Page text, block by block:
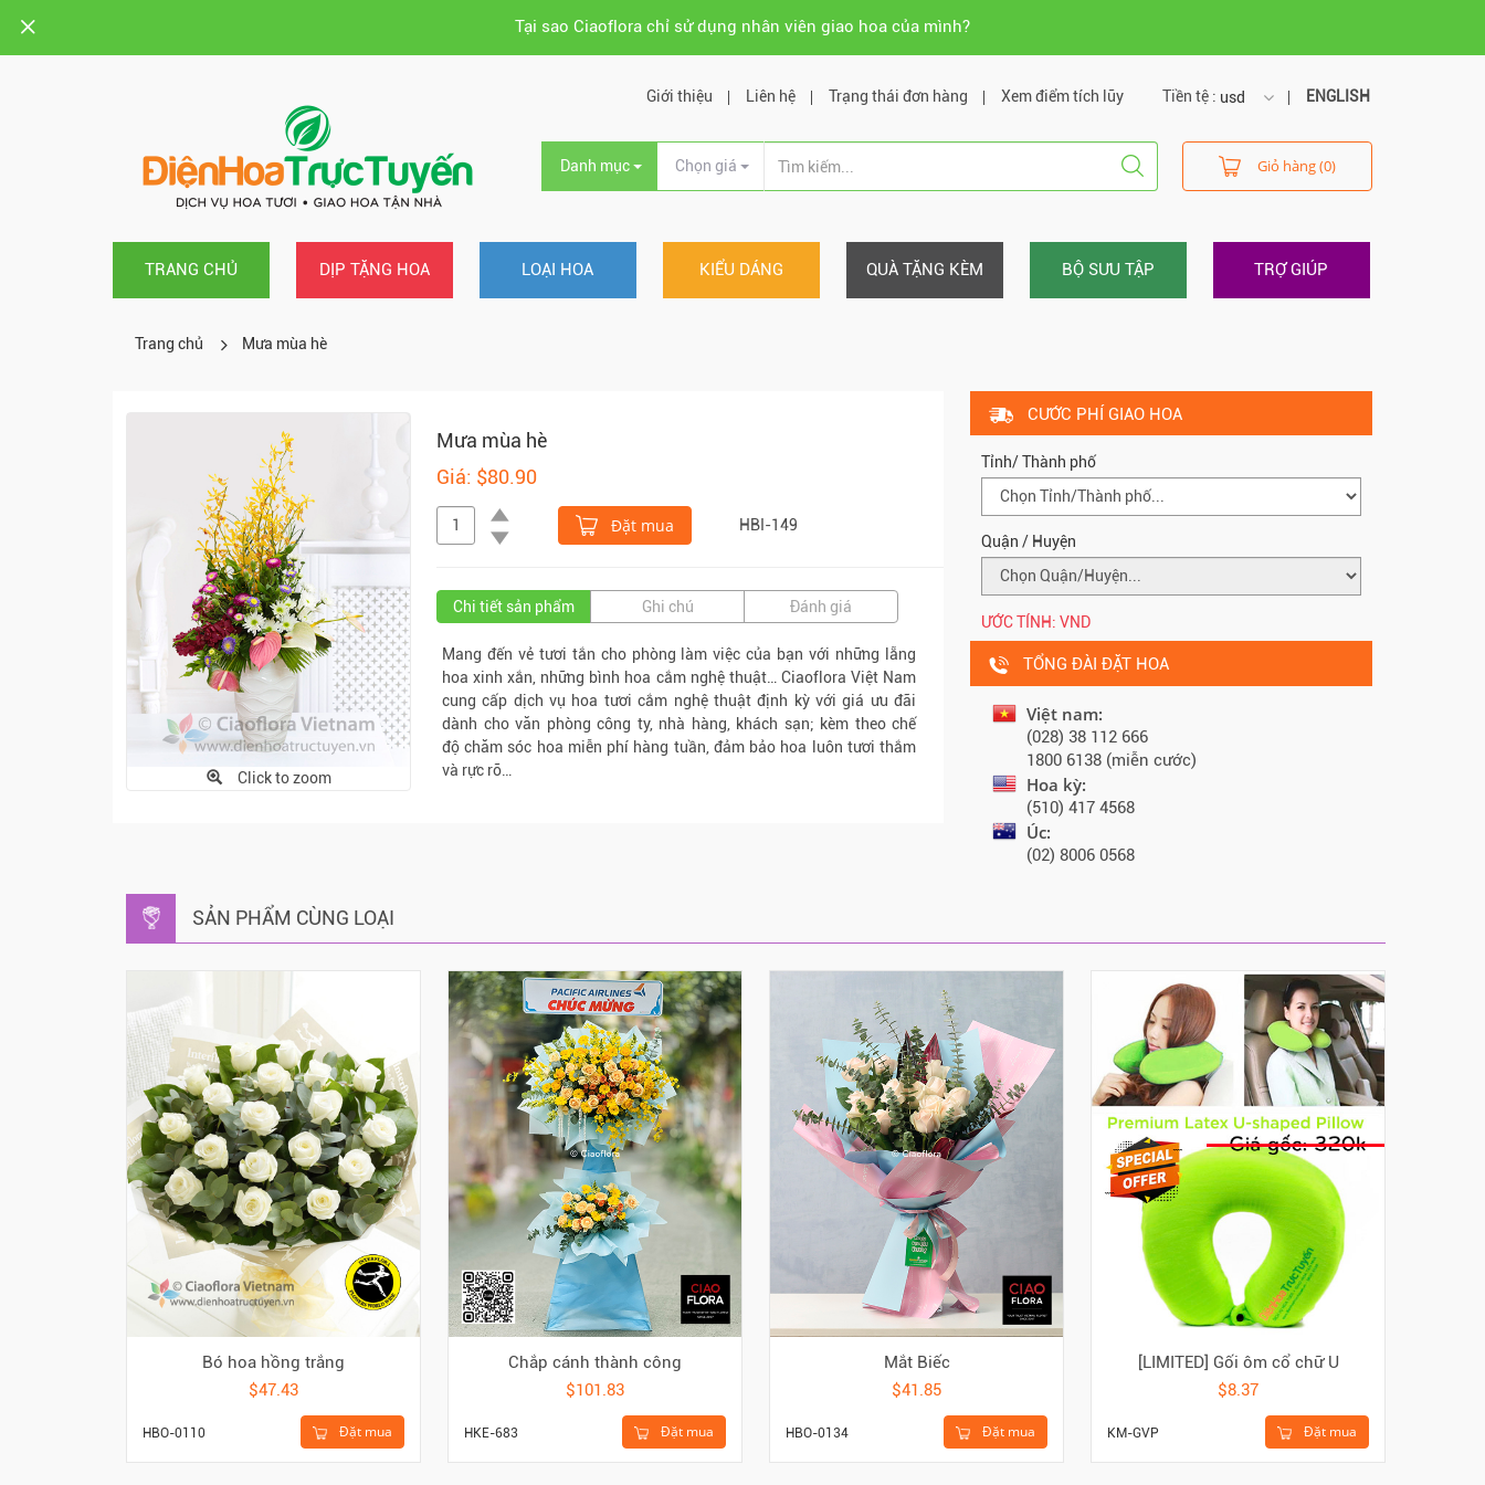
Tại sao Ciaoflora chỉ sử dụng nhân viên giao hoa của mình?
Tiền tệ : usd
usd
vnd
ENGLISH
Giới thiệu Liên hệ Trạng thái đơn hàng Xem điểm tích lũy
Danh mục Chọn giá Giỏ hàng (0)
TRANG CHỦ DỊP TẶNG HOA LOẠI HOA KIỂU DÁNG QUÀ TẶNG KÈM BỘ SƯU TẬP TRỢ GIÚP
Trang chủ Mưa mùa hè
Click to zoom
Mưa mùa hè
Giá: $80.90
Đặt mua HBI-149
Chi tiết sản phẩm Ghi chú Đánh giá
Mang đến vẻ tươi tắn cho phòng làm việc của bạn với những lẵng
hoa xinh xắn, những bình hoa cắm nghệ thuật… Ciaoflora Việt Nam
cung cấp dịch vụ hoa tươi cắm nghệ thuật định kỳ với giá ưu đãi
dành cho văn phòng công ty, nhà hàng, khách sạn; kèm theo chế
độ chăm sóc hoa miễn phí hàng tuần, đảm bảo hoa luôn tươi thắm
và rực rỡ…
CƯỚC PHÍ GIAO HOA
Tỉnh/ Thành phố
Quận / Huyện
ƯỚC TÍNH: VND
TỔNG ĐÀI ĐẶT HOA
Việt nam:
(028) 38 112 666
1800 6138 (miễn cước)
Hoa kỳ:
(510) 417 4568
Úc:
(02) 8006 0568
SẢN PHẨM CÙNG LOẠI
Bó hoa hồng trắng
$47.43
Đặt mua
HBO-0110
Chắp cánh thành công
$101.83
Đặt mua
HKE-683
Mắt Biếc
$41.85
Đặt mua
HBO-0134
[LIMITED] Gối ôm cổ chữ U
$8.37
Đặt mua
KM-GVP